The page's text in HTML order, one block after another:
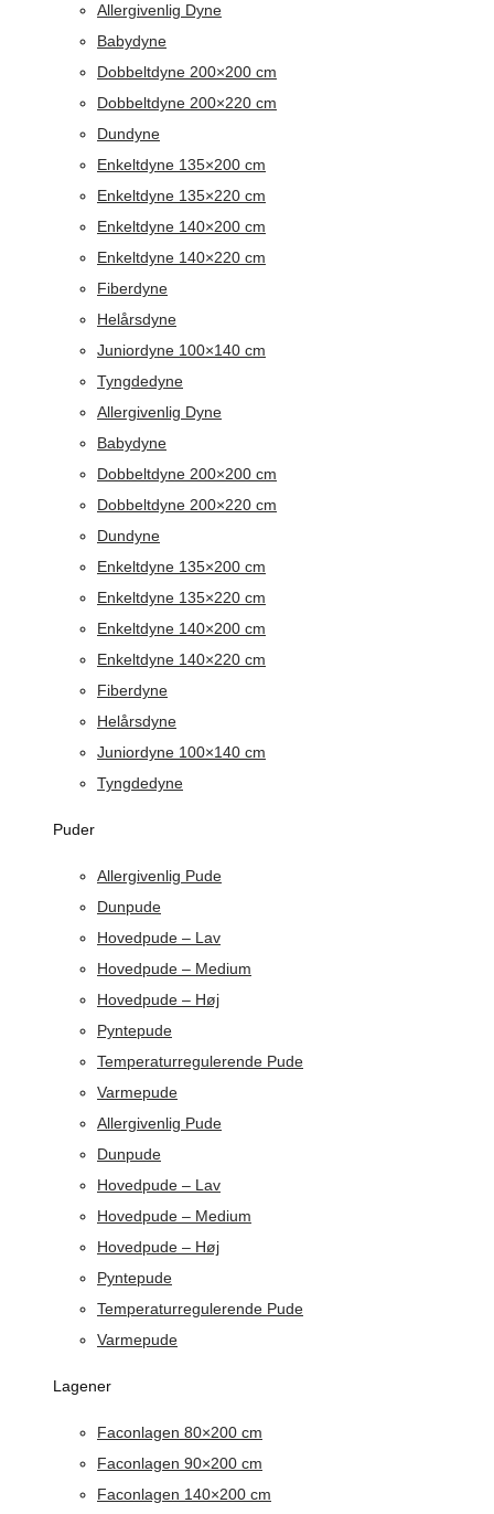
Allergivenlig Dyne
Babydyne
Dobbeltdyne 200×200 cm
Dobbeltdyne 200×220 cm
Dundyne
Enkeltdyne 135×200 cm
Enkeltdyne 135×220 cm
Enkeltdyne 140×200 cm
Enkeltdyne 140×220 cm
Fiberdyne
Helårsdyne
Juniordyne 100×140 cm
Tyngdedyne
Allergivenlig Dyne
Babydyne
Dobbeltdyne 200×200 cm
Dobbeltdyne 200×220 cm
Dundyne
Enkeltdyne 135×200 cm
Enkeltdyne 135×220 cm
Enkeltdyne 140×200 cm
Enkeltdyne 140×220 cm
Fiberdyne
Helårsdyne
Juniordyne 100×140 cm
Tyngdedyne
Puder
Allergivenlig Pude
Dunpude
Hovedpude – Lav
Hovedpude – Medium
Hovedpude – Høj
Pyntepude
Temperaturregulerende Pude
Varmepude
Allergivenlig Pude
Dunpude
Hovedpude – Lav
Hovedpude – Medium
Hovedpude – Høj
Pyntepude
Temperaturregulerende Pude
Varmepude
Lagener
Faconlagen 80×200 cm
Faconlagen 90×200 cm
Faconlagen 140×200 cm